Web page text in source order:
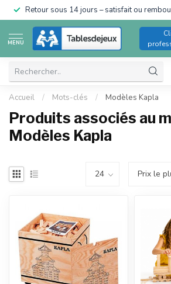
Retour sous 14 jours – satisfait ou
MENU
Accueil / Mots-clés / Modèles Kapla
Produits associés au
Modèles Kapla